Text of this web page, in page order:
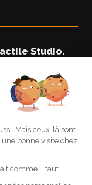
Studio.
?
Lise notre